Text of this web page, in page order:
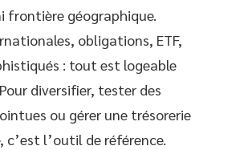
frontière géographique.
obligations, ETF,
: tout est logeable
diversifier, tester des
ou gérer une trésorerie
c’est l’outil de référence.